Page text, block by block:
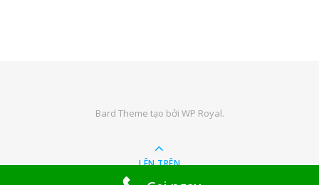
Bard Theme tạo bởi WP Royal.
LÊN TRÊN